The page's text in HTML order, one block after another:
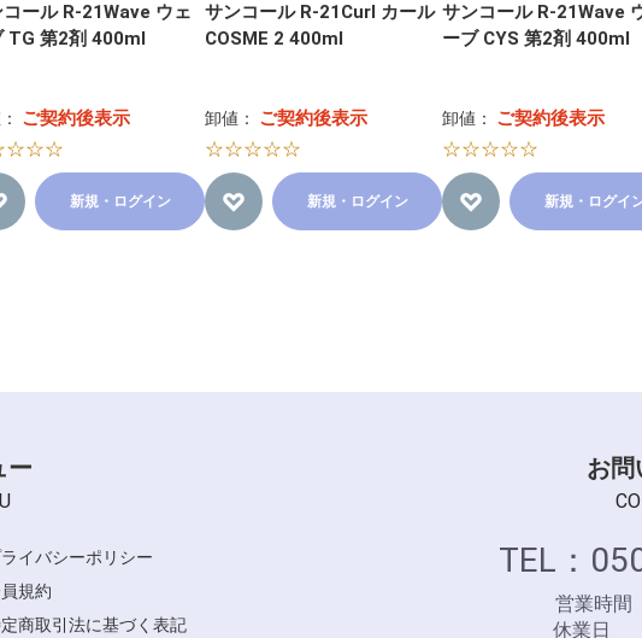
ール R-21Wave ウェ
TG 第2剤 400ml
ご契約後表示
新規・ログイン
サンコール R-21Curl カール
COSME 2 400ml
卸値： ご契約後表示
☆☆☆☆☆
新規・ログイン
サンコール R-21Wave
ーブ CYS 第2剤 400ml
卸値： ご契約後表示
☆☆☆☆☆
新規・ログイ
ー
イバシーポリシー
規約
商取引法に基づく表記
お問
TEL：
営業時間
休業日